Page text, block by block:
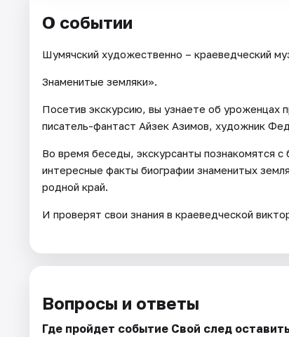
О событии
Шумячский художественно – краеведческий
Знаменитые земляки».
Посетив экскурсию, вы узнаете об уроженцах
писатель-фантаст Айзек Азимов, художник
Во время беседы, экскурсанты познакомятся
интересные факты биографии знаменитых
родной край.
И проверят свои знания в краеведческой
Вопросы и ответы
Где пройдет событие Свой след